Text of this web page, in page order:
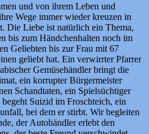
und von ihrem Leben und
Wege immer wieder kreuzen in
Die Liebe ist natürlich ein Thema,
bis zum Händchenhalten noch im
Geliebten bis zur Frau mit 67
geliebt hat. Ein verwirrter Pfarrer
Gemüsehändler bringt die
ein korrupter Bürgermeister
Schandtaten, ein Spielsüchtiger
Suizid im Froschteich, ein
bei dem er stirbt. Wir begleiten
der Autohändler erlebt den